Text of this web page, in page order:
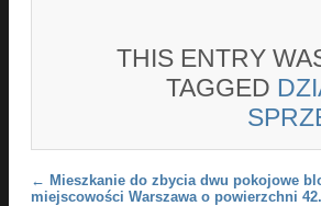
THIS ENTRY
TAGGED
Post navigation
← Mieszkanie do zbycia dwu pokojowe
miejscowości Warszawa o powierzchni